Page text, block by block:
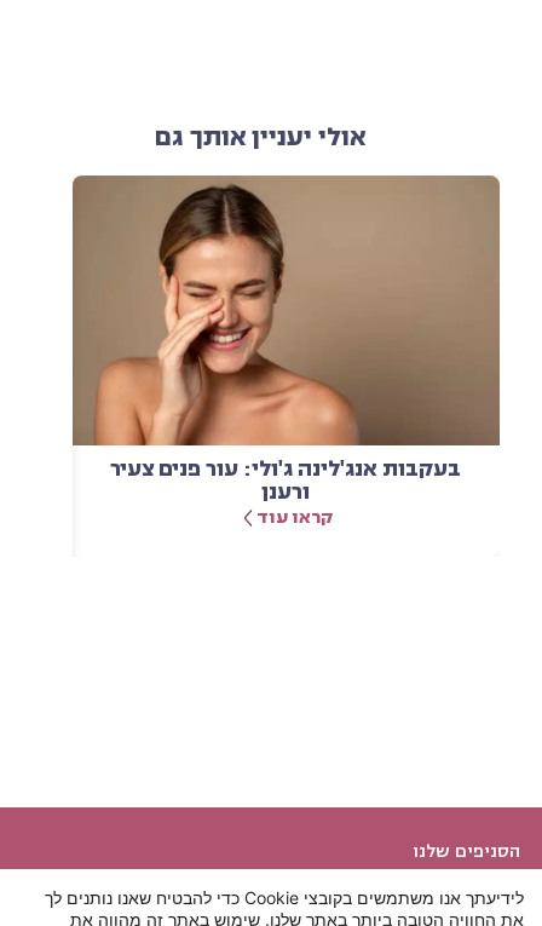
אולי יעניין אותך גם
בעקבות אנג'לינה ג'ולי: עור פנים צעיר
ורענן
קראו עוד
הסניפים שלנו
מועדון הלקוחות של פרופורציה
לידיעתך אנו משתמשים בקובצי Cookie כדי להבטיח שאנו נותנים לך
את החוויה הטובה ביותר באתר שלנו. שימוש באתר זה מהווה את